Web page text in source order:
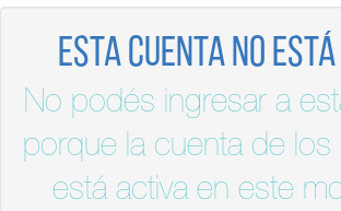
Esta cuenta no
No podés ingresar a
porque la cuenta de los
está activa en este